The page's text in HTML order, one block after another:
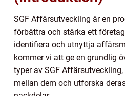
SGF Affärsutveckling är en
förbättra och stärka ett
identifiera och utnyttja
kommer vi att ge en grundlig
typer av SGF
mellan dem och utforska